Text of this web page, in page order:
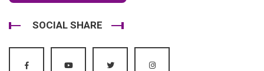
SOCIAL SHARE